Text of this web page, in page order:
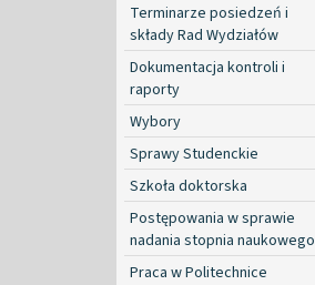
Terminarze posiedzeń i
składy Rad Wydziałów
Dokumentacja kontroli i
raporty
Wybory
Sprawy Studenckie
Szkoła doktorska
Postępowania w sprawie
nadania stopnia naukowego
Praca w Politechnice